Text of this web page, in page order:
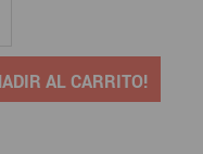
AL CARRITO!